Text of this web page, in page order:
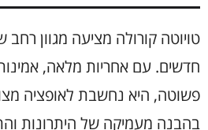
טויוטה קורולה מציעה מגוון רחב
חדשים. עם אחריות מלאה,
פשוטה, היא נחשבת לאופציה
בהבנה מעמיקה של היתרונות